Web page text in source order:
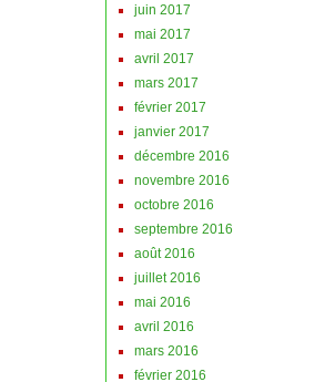
juin 2017
mai 2017
avril 2017
mars 2017
février 2017
janvier 2017
décembre 2016
novembre 2016
octobre 2016
septembre 2016
août 2016
juillet 2016
mai 2016
avril 2016
mars 2016
février 2016